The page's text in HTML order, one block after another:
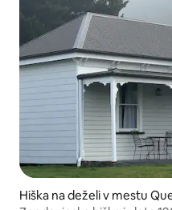
Hiška na deželi v mestu